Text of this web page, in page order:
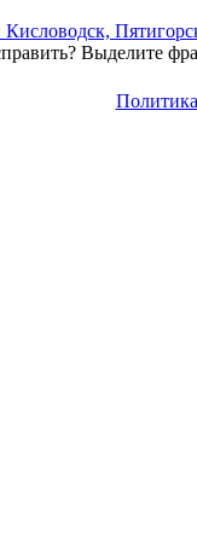
Выделите